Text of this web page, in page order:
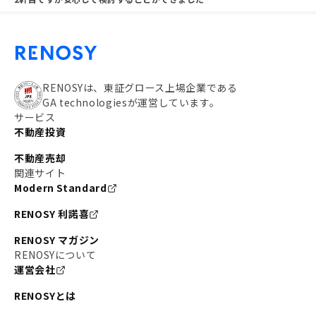
RENOSYは、東証グロース上場企業である
GA technologiesが運営しています。
サービス
不動産投資
不動産売却
関連サイト
Modern Standard
RENOSY 利諾喜
RENOSY マガジン
RENOSYについて
運営会社
RENOSYとは